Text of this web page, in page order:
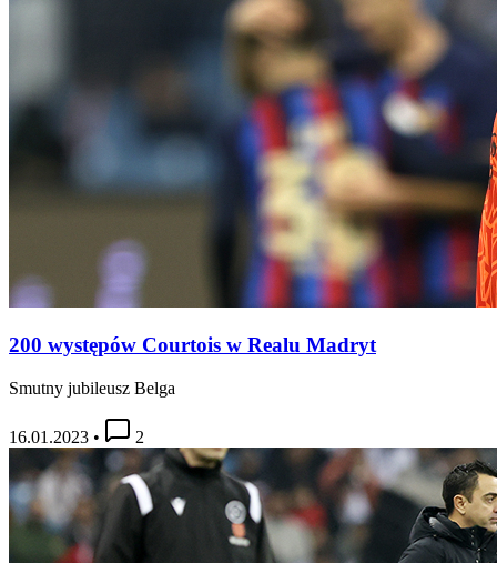
200 występów Courtois w Realu Madryt
Smutny jubileusz Belga
16.01.2023 • 2